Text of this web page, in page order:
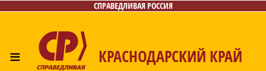
СПРАВЕДЛИВАЯ РОССИЯ
≡ КРАСНОДАРСКИЙ КРАЙ